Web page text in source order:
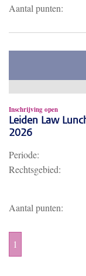
Aantal punten:
Inschrijving open
Leiden Law
2026
Periode:
Rechtsgebied:
Aantal punten:
1